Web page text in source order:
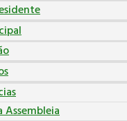
Assembleia